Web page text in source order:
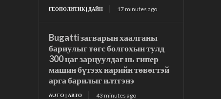
ГЕОПОЛИТИК | ДАЙН 17 minutes ago
Bugatti загварын хаалганы
бариулыг төгс болгохын тулд
300 цаг зарцуулдаг нь гипер
машин бүтээх нарийн төвөгтэй
арга барилыг илтгэнэ
AUTO | АВТО 43 minutes ago